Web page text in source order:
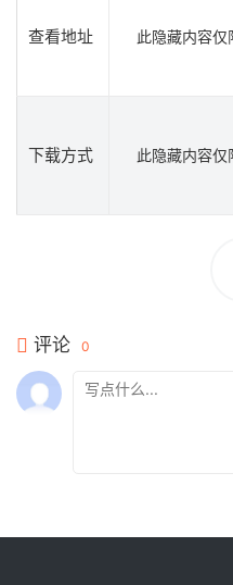
查看地址 此隐藏内容仅
下载方式 此隐藏内容仅
评论 0